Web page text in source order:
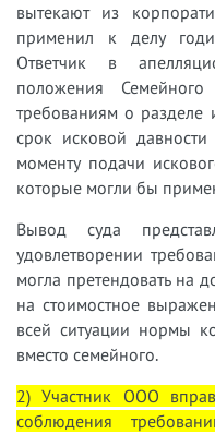
вытекают из
применил к делу
Ответчик в
положения
требованиям о разделе
срок исковой
моменту подачи
которые могли бы
Вывод суда
удовлетворении
могла претендовать на
на стоимостное
всей ситуации нормы
вместо семейного.
2) Участник ООО
соблюдения